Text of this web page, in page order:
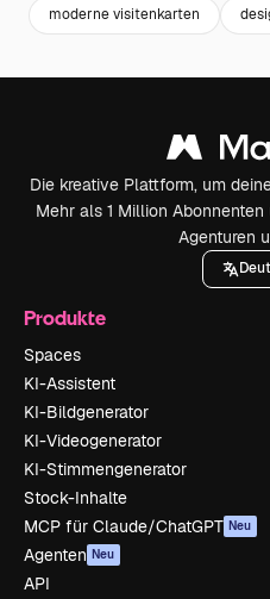
moderne visitenkarten
Die kreative Plattform, um
Mehr als 1 Million
Agenturen
Produkte
Spaces
KI-Assistent
KI-Bildgenerator
KI-Videogenerator
KI-Stimmengenerator
Stock-Inhalte
MCP für Claude/ChatGPT Neu
Agenten Neu
API